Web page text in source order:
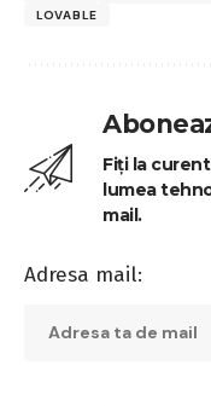
LOVABLE
Fiți la
lumea
mail.
Adresa mail: